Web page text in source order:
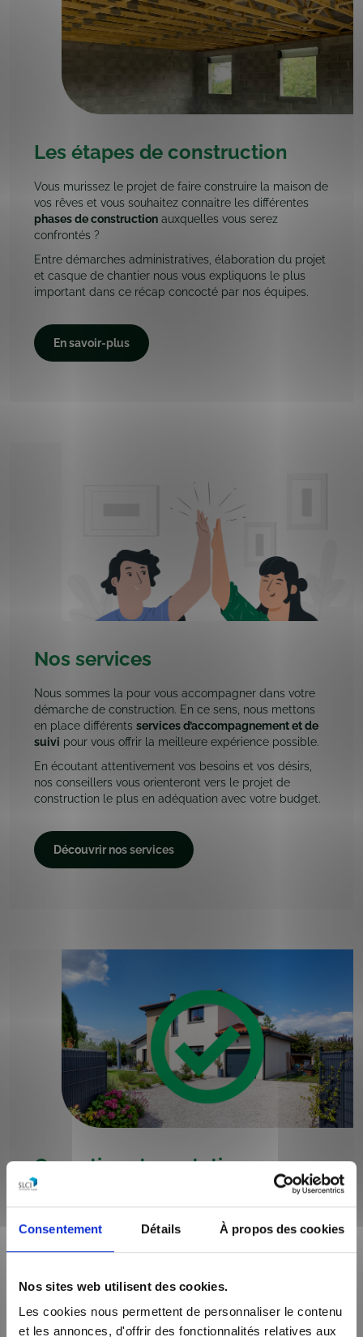
Consentement Détails À propos des cookies
Nos sites web utilisent des cookies.
Les cookies nous permettent de personnaliser le contenu
et les annonces, d'offrir des fonctionnalités relatives aux
Les étapes de construction
Vous murissez le projet de faire construire la maison de
vos rêves et vous souhaitez connaitre les différentes
phases de construction auxquelles vous serez
confrontés ?
Entre démarches administratives, élaboration du projet
et casque de chantier nous vous expliquons le plus
important dans ce récap concocté par nos équipes.
En savoir-plus
Nos services
Nous sommes la pour vous accompagner dans votre
démarche de construction. En ce sens, nous mettons
en place différents services d’accompagnement et de
suivi pour vous offrir la meilleure expérience possible.
En écoutant attentivement vos besoins et vos désirs,
nos conseillers vous orienteront vers le projet de
construction le plus en adéquation avec votre budget.
Découvrir nos services
Garanties et prestations
Contrat de Construction de Maisons Individuelles
(CCMI).
garanties en cas de problèmes : garantie de
remboursement d’acompte, assurance dommage-
ouvrage, garantie de parfait achèvement, la garantie